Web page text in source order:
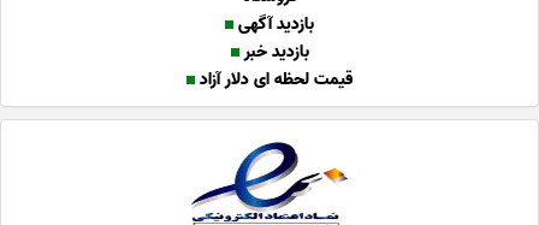
بازدید آگهی
بازدید خبر
قیمت لحظه ای دلار آزاد